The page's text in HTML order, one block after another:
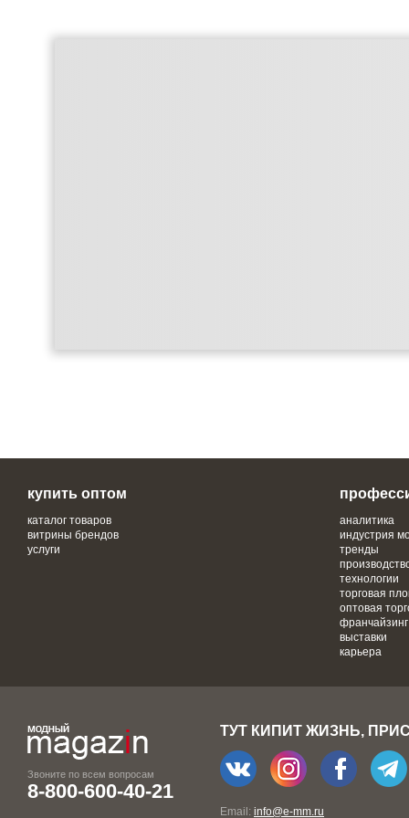
купить оптом
каталог товаров
витрины брендов
услуги
аналитика
индустрия
тренды
технологии
торговая
оптовая
франчайзинг
выставки
карьера
Звоните по всем вопросам
8-800-600-40-21
ТУТ КИПИТ ЖИЗНЬ,
Email: info@e-mm.ru